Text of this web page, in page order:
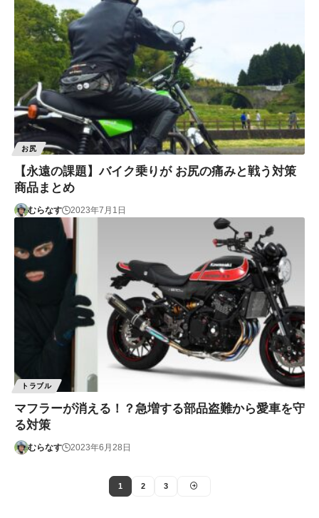
お尻
【永遠の課題】バイク乗りが お尻の痛みと戦う対策
商品まとめ
むらなす 2023年7月1日
トラブル
マフラーが消える！？急増する部品盗難から愛車を守
る対策
むらなす 2023年6月28日
1 2 3